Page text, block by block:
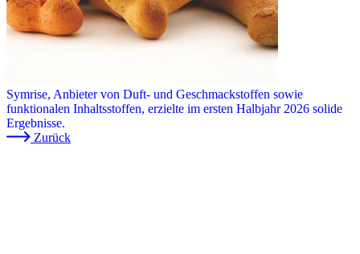
Symrise, Anbieter von Duft- und Geschmackstoffen sowie
funktionalen Inhaltsstoffen, erzielte im ersten Halbjahr 2026 solide
Ergebnisse.
Zurück